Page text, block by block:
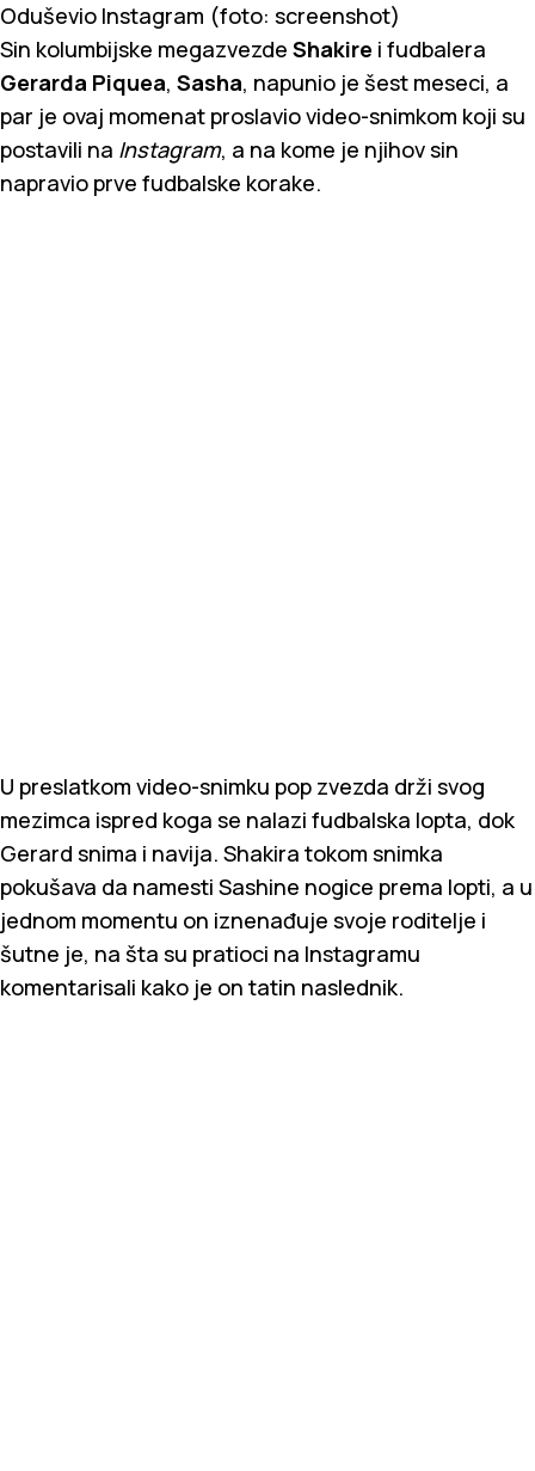
Oduševio Instagram (foto: screenshot)
Sin kolumbijske megazvezde Shakire i fudbalera
Gerarda Piquea, Sasha, napunio je šest meseci, a
par je ovaj momenat proslavio video-snimkom koji su
postavili na Instagram, a na kome je njihov sin
napravio prve fudbalske korake.
U preslatkom video-snimku pop zvezda drži svog
mezimca ispred koga se nalazi fudbalska lopta, dok
Gerard snima i navija. Shakira tokom snimka
pokušava da namesti Sashine nogice prema lopti, a u
jednom momentu on iznenađuje svoje roditelje i
šutne je, na šta su pratioci na Instagramu
komentarisali kako je on tatin naslednik.